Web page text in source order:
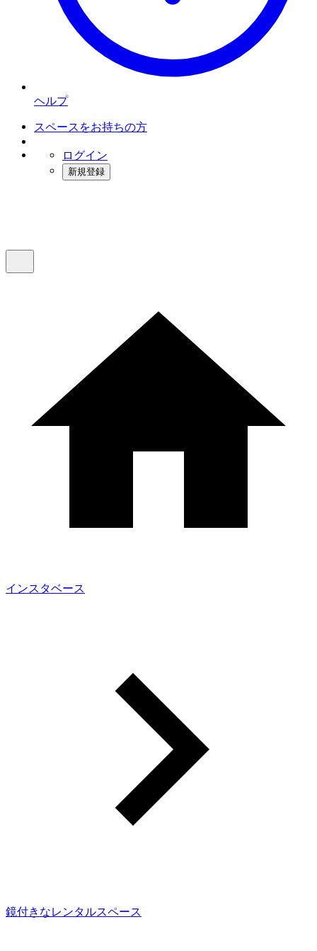
ヘルプ
スペースをお持ちの方
ログイン
新規登録
インスタベース
鏡付きなレンタルスペース